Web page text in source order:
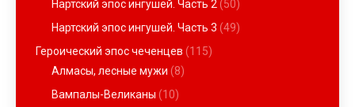
Нартский эпос ингушей. Часть 2 (50)
Нартский эпос ингушей. Часть 3 (49)
Героический эпос чеченцев (115)
Алмасы, лесные мужи (8)
Вампалы-Великаны (10)